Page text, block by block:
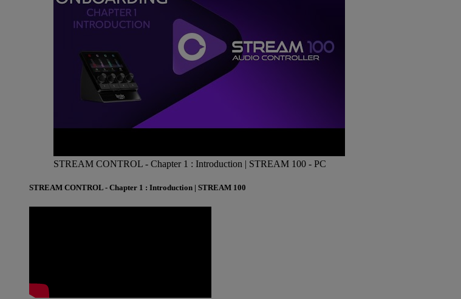
STREAM CONTROL - Chapter 1 : Introduction | STREAM 100 - PC
STREAM CONTROL - Chapter 1 : Introduction | STREAM 100